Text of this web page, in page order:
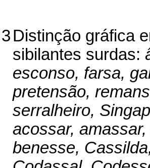
3Distinção gráfica
sibilantes surdas:
esconso, farsa,
pretensão,
serralheiro,
acossar,
benesse,